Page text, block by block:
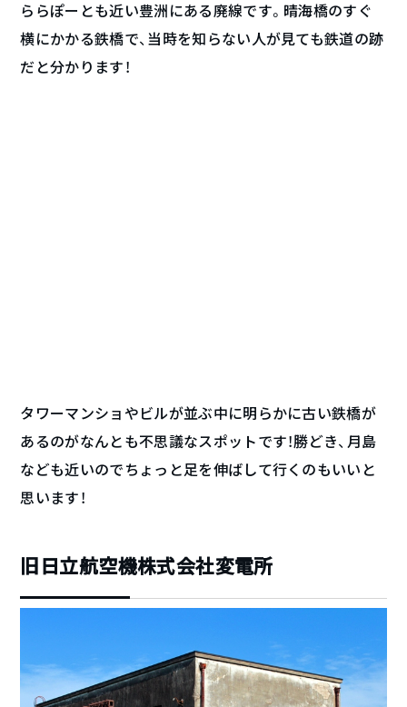
ららぽーとも近い豊洲にある廃線です。晴海橋のすぐ
横にかかる鉄橋で、当時を知らない人が見ても鉄道の跡
だと分かります！
タワーマンショやビルが並ぶ中に明らかに古い鉄橋が
あるのがなんとも不思議なスポットです！勝どき、月島
なども近いのでちょっと足を伸ばして行くのもいいと
思います！
旧日立航空機株式会社変電所